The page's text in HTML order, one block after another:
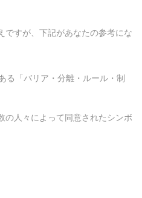
ですが、下記があなたの参考にな
る「バリア・分離・ルール・制
の人々によって同意されたシンボ